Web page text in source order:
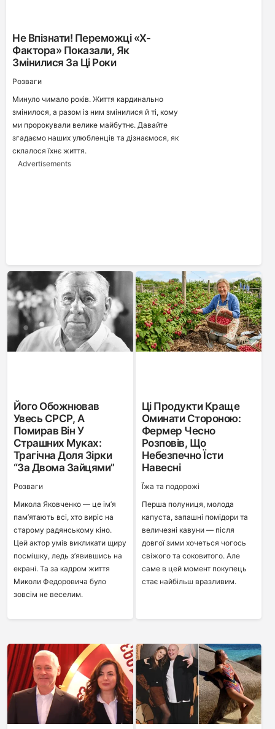
Не Впізнати! Переможці «Х-
Фактора» Показали, Як
Змінилися За Ці Роки
Розваги
Минуло чимало років. Життя кардинально
змінилося, а разом із ним змінилися й ті, кому
ми пророкували велике майбутнє. Давайте
згадаємо наших улюбленців та дізнаємося, як
склалося їхнє життя.
Advertisements
Його Обожнював
Увесь СРСР, А
Помирав Він У
Страшних Муках:
Трагічна Доля Зірки
“За Двома Зайцями”
Розваги
Микола Яковченко — це ім’я
пам’ятають всі, хто виріс на
старому радянському кіно.
Цей актор умів викликати щиру
посмішку, ледь з’явившись на
екрані. Та за кадром життя
Миколи Федоровича було
зовсім не веселим.
Ці Продукти Краще
Оминати Стороною:
Фермер Чесно
Розповів, Що
Небезпечно Їсти
Навесні
Ї́жа та подорожі
Перша полуниця, молода
капуста, запашні помідори та
величезні кавуни — після
довгої зими хочеться чогось
свіжого та соковитого. Але
саме в цей момент покупець
стає найбільш вразливим.